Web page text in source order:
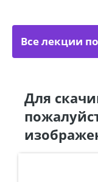
Все лекции
Для